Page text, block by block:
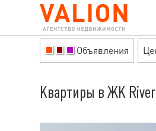
Объявления
Квартиры в ЖК